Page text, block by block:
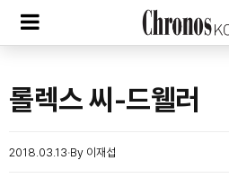
롤렉스 씨-드웰러
2018.03.13 By 이재섭